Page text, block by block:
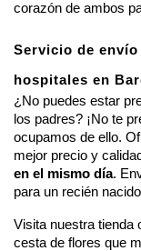
corazón de ambos
Servicio de
hospitales en
¿No puedes estar
los padres? ¡No te
ocupamos de ello.
mejor precio y
en el mismo día.
para un recién
Visita nuestra tienda
cesta de flores que